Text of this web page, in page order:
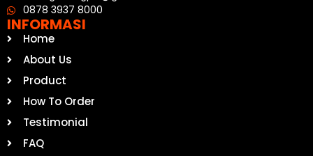
0878 3937 8000
INFORMASI
Home
About Us
Product
How To Order
Testimonial
FAQ